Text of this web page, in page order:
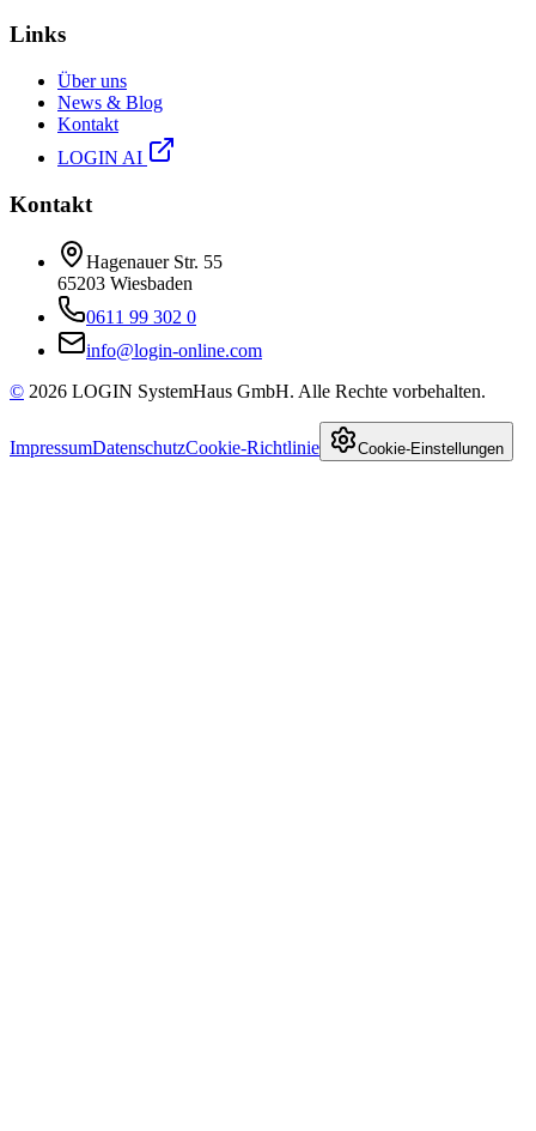
Links
Über uns
News & Blog
Kontakt
LOGIN AI
Kontakt
Hagenauer Str. 55
65203 Wiesbaden
0611 99 302 0
info@login-online.com
© 2026 LOGIN SystemHaus GmbH. Alle Rechte vorbehalten.
ImpressumDatenschutzCookie-Richtlinie Cookie-Einstellungen